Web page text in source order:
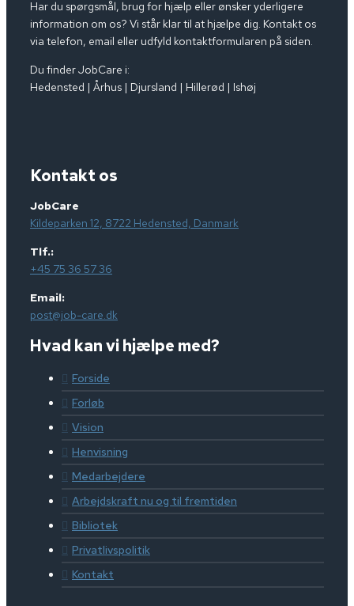
Har du spørgsmål, brug for hjælp eller ønsker yderligere
information om os? Vi står klar til at hjælpe dig. Kontakt os
via telefon, email eller udfyld kontaktformularen på siden.
Du finder JobCare i:
Hedensted | Århus | Djursland | Hillerød | Ishøj
Kontakt os
JobCare
Kildeparken 12, 8722 Hedensted, Danmark
Tlf.:
+45 75 36 57 36
Email:
post@job-care.dk
Hvad kan vi hjælpe med?
Forside
Forløb
Vision
Henvisning
Medarbejdere
Arbejdskraft nu og til fremtiden
Bibliotek
Privatlivspolitik
Kontakt